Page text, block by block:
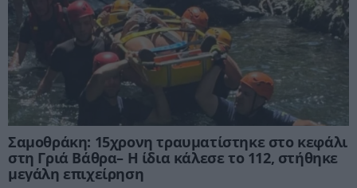
Σαμοθράκη: 15χρονη τραυματίστηκε στο κεφάλι
στη Γριά Βάθρα– Η ίδια κάλεσε το 112, στήθηκε
μεγάλη επιχείρηση